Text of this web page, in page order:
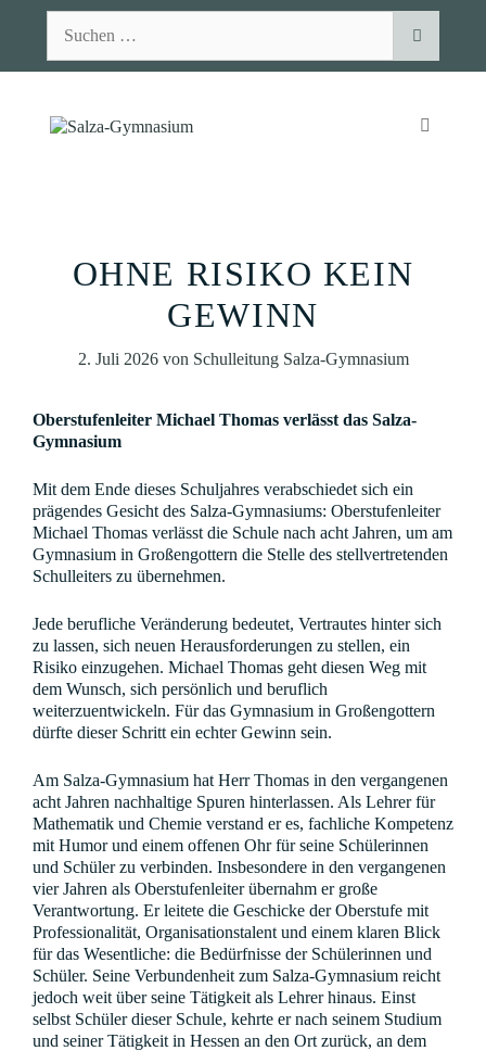
nach:
OHNE RISIKO KEIN
GEWINN
2. Juli 2026 von Schulleitung Salza-Gymnasium
Oberstufenleiter Michael Thomas verlässt das Salza-
Gymnasium
Mit dem Ende dieses Schuljahres verabschiedet sich ein
prägendes Gesicht des Salza-Gymnasiums: Oberstufenleiter
Michael Thomas verlässt die Schule nach acht Jahren, um am
Gymnasium in Großengottern die Stelle des stellvertretenden
Schulleiters zu übernehmen.
Jede berufliche Veränderung bedeutet, Vertrautes hinter sich
zu lassen, sich neuen Herausforderungen zu stellen, ein
Risiko einzugehen. Michael Thomas geht diesen Weg mit
dem Wunsch, sich persönlich und beruflich
weiterzuentwickeln. Für das Gymnasium in Großengottern
dürfte dieser Schritt ein echter Gewinn sein.
Am Salza-Gymnasium hat Herr Thomas in den vergangenen
acht Jahren nachhaltige Spuren hinterlassen. Als Lehrer für
Mathematik und Chemie verstand er es, fachliche Kompetenz
mit Humor und einem offenen Ohr für seine Schülerinnen
und Schüler zu verbinden. Insbesondere in den vergangenen
vier Jahren als Oberstufenleiter übernahm er große
Verantwortung. Er leitete die Geschicke der Oberstufe mit
Professionalität, Organisationstalent und einem klaren Blick
für das Wesentliche: die Bedürfnisse der Schülerinnen und
Schüler. Seine Verbundenheit zum Salza-Gymnasium reicht
jedoch weit über seine Tätigkeit als Lehrer hinaus. Einst
selbst Schüler dieser Schule, kehrte er nach seinem Studium
und seiner Tätigkeit in Hessen an den Ort zurück, an dem